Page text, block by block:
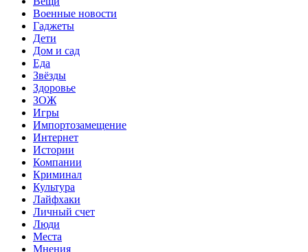
Военные новости
Гаджеты
Дети
Дом и сад
Еда
Звёзды
Здоровье
ЗОЖ
Игры
Импортозамещение
Интернет
Истории
Компании
Криминал
Культура
Лайфхаки
Личный счет
Люди
Места
Мнения